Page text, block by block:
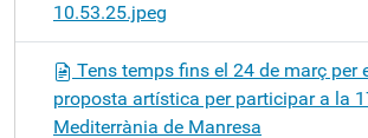
10.53.25.jpeg
Tens temps fins el 24 de març per
proposta artística per participar a la
Mediterrània de Manresa